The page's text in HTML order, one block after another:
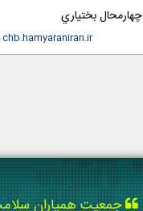
چهارمحال بختياري
chb.hamyaraniran.ir
جمعیت همیاران